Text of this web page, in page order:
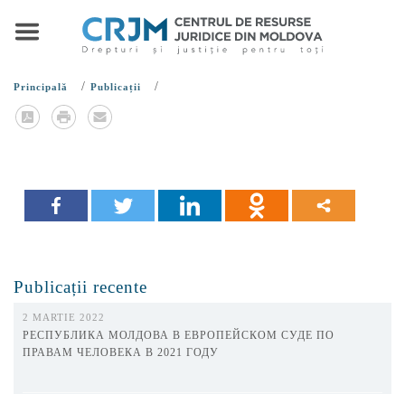
Principală / Publicații /
Publicații recente
2 MARTIE 2022
РЕСПУБЛИКА МОЛДОВА В ЕВРОПЕЙСКОМ СУДЕ ПО
ПРАВАМ ЧЕЛОВЕКА В 2021 ГОДУ